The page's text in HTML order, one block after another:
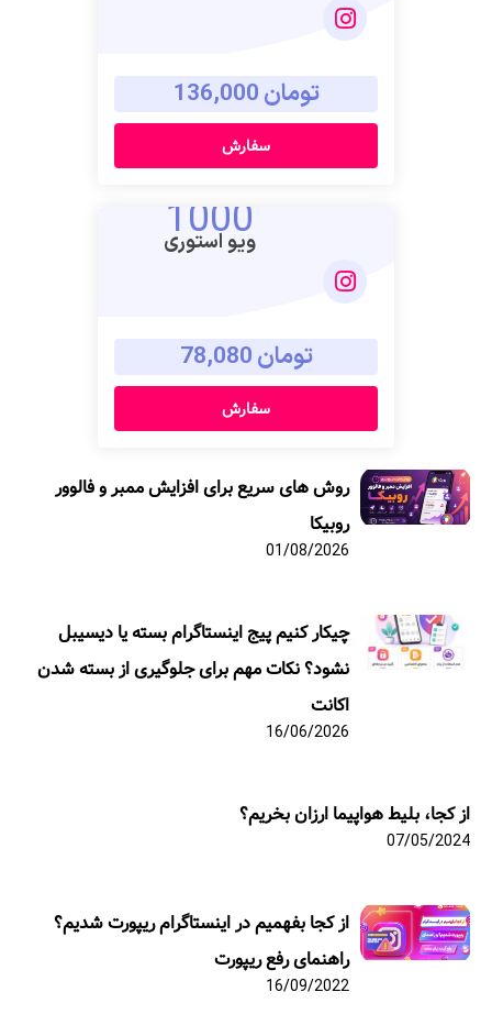
تومان 136,000
سفارش
1000
ویو استوری
تومان 78,080
سفارش
روش های سریع برای افزایش ممبر و فالوور
روبیکا
01/08/2026
چیکار کنیم پیج اینستاگرام بسته یا دیسیبل
نشود؟ نکات مهم برای جلوگیری از بسته شدن
اکانت
16/06/2026
از کجا، بلیط هواپیما ارزان بخریم؟
07/05/2024
از کجا بفهمیم در اینستاگرام ریپورت شدیم؟
راهنمای رفع ریپورت
16/09/2022